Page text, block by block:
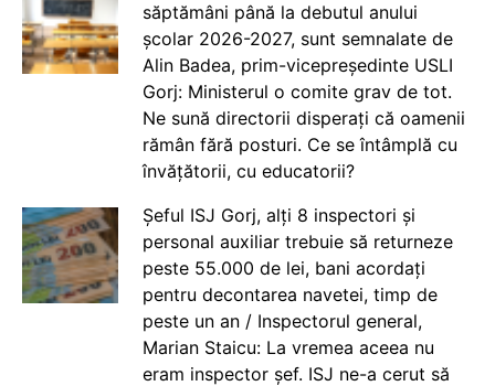
săptămâni până la debutul anului
școlar 2026-2027, sunt semnalate de
Alin Badea, prim-vicepreședinte USLI
Gorj: Ministerul o comite grav de tot.
Ne sună directorii disperați că oamenii
rămân fără posturi. Ce se întâmplă cu
învățătorii, cu educatorii?
Șeful ISJ Gorj, alți 8 inspectori și
personal auxiliar trebuie să returneze
peste 55.000 de lei, bani acordați
pentru decontarea navetei, timp de
peste un an / Inspectorul general,
Marian Staicu: La vremea aceea nu
eram inspector șef. ISJ ne-a cerut să